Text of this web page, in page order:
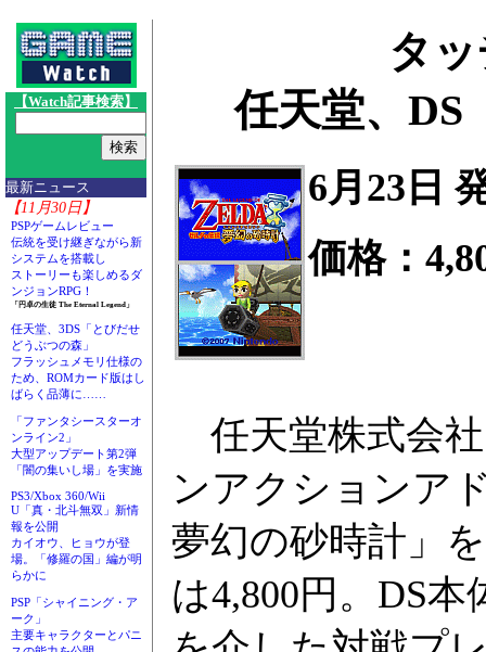
【Watch記事検索】
最新ニュース
【11月30日】
PSPゲームレビュー
伝統を受け継ぎながら新
システムを搭載し
ストーリーも楽しめるダ
ンジョンRPG！
「円卓の生徒 The Eternal Legend」
任天堂、3DS「とびだせ
どうぶつの森」
フラッシュメモリ仕様の
ため、ROMカード版はし
ばらく品薄に……
「ファンタシースターオ
ンライン2」
大型アップデート第2弾
「闇の集いし場」を実施
PS3/Xbox 360/Wii
U「真・北斗無双」新情
報を公開
カイオウ、ヒョウが登
場。「修羅の国」編が明
らかに
PSP「シャイニング・ア
ーク」
主要キャラクターとパニ
タ
任天堂、DS
6月23日
価格：
任天堂株式会
ンアクションア
夢幻の砂時計」
は4,800円。DS